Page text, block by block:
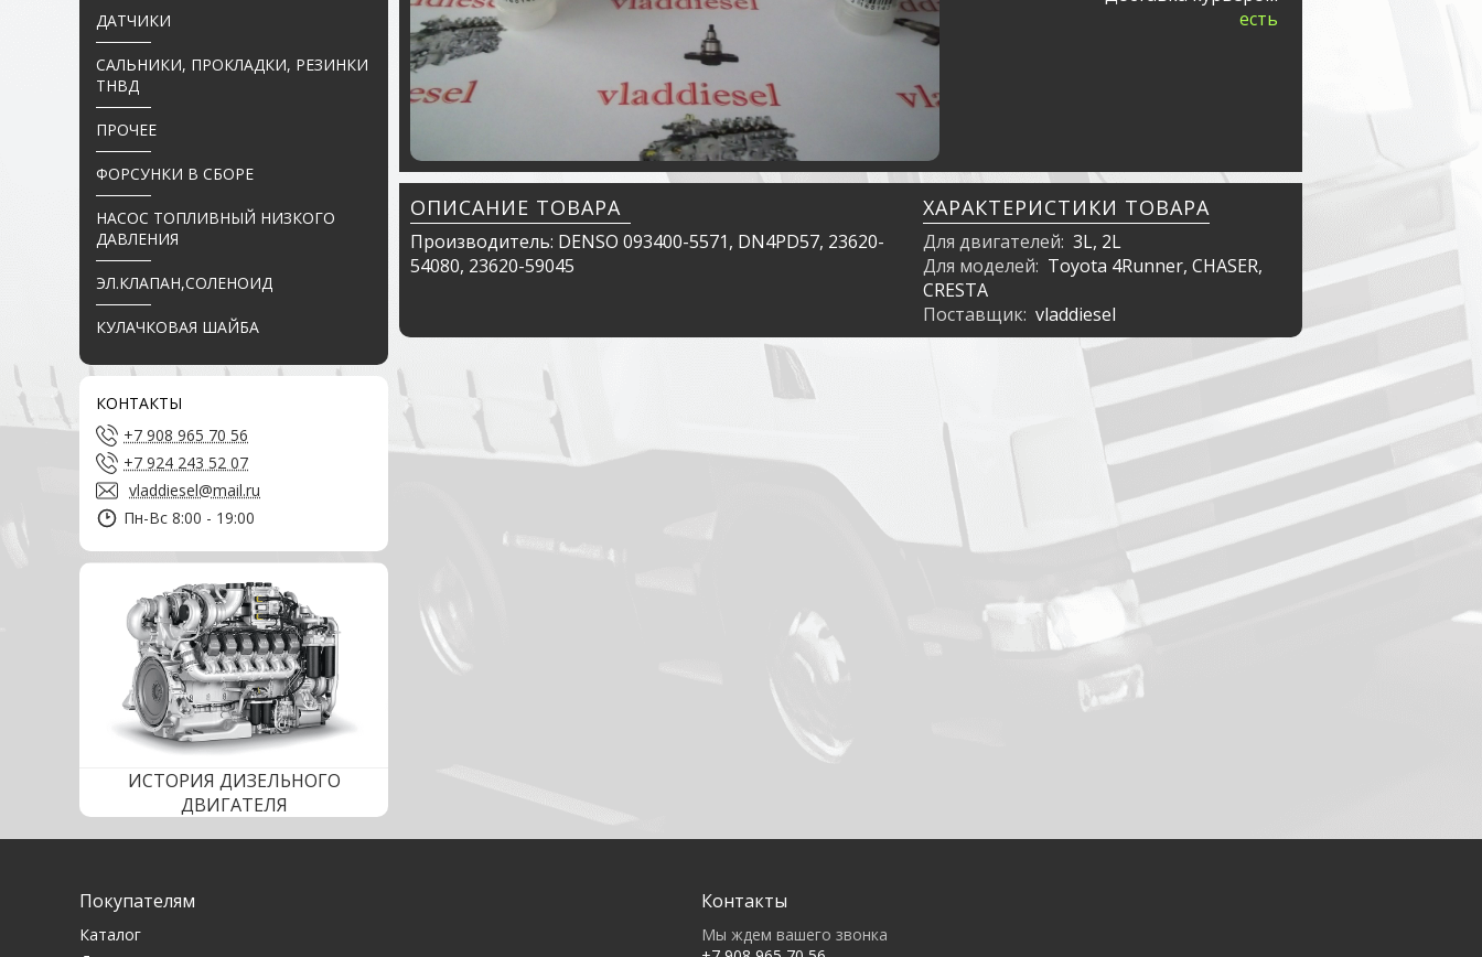
ДАТЧИКИ
САЛЬНИКИ, ПРОКЛАДКИ, РЕЗИНКИ
ТНВД
ПРОЧЕЕ
ФОРСУНКИ В СБОРЕ
НАСОС ТОПЛИВНЫЙ НИЗКОГО
ДАВЛЕНИЯ
ЭЛ.КЛАПАН,СОЛЕНОИД
КУЛАЧКОВАЯ ШАЙБА
КОНТАКТЫ
+7 908 965 70 56
+7 924 243 52 07
vladdiesel@mail.ru
Пн-Вс 8:00 - 19:00
ИСТОРИЯ ДИЗЕЛЬНОГО
ДВИГАТЕЛЯ
есть
ОПИСАНИЕ ТОВАРА
Производитель: DENSO 093400-5571, DN4PD57, 23620-
54080, 23620-59045
ХАРАКТЕРИСТИКИ ТОВАРА
Для двигателей: 3L, 2L
Для моделей: Toyota 4Runner, CHASER,
CRESTA
Поставщик: vladdiesel
Покупателям
Каталог
Контакты
Мы ждем вашего звонка